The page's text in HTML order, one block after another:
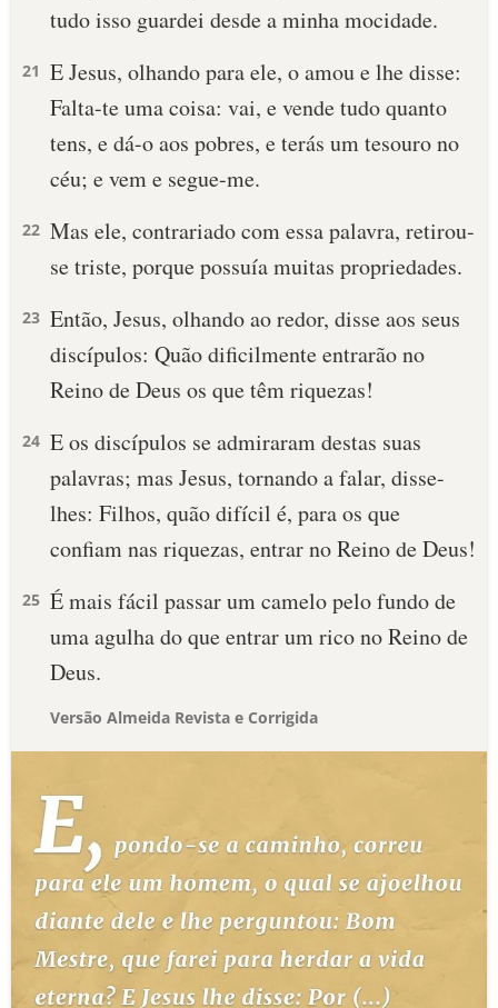
tudo isso guardei desde a minha mocidade.
21 E Jesus, olhando para ele, o amou e lhe disse:
Falta-te uma coisa: vai, e vende tudo quanto
tens, e dá-o aos pobres, e terás um tesouro no
céu; e vem e segue-me.
22 Mas ele, contrariado com essa palavra, retirou-
se triste, porque possuía muitas propriedades.
23 Então, Jesus, olhando ao redor, disse aos seus
discípulos: Quão dificilmente entrarão no
Reino de Deus os que têm riquezas!
24 E os discípulos se admiraram destas suas
palavras; mas Jesus, tornando a falar, disse-
lhes: Filhos, quão difícil é, para os que
confiam nas riquezas, entrar no Reino de Deus!
25 É mais fácil passar um camelo pelo fundo de
uma agulha do que entrar um rico no Reino de
Deus.
Versão Almeida Revista e Corrigida